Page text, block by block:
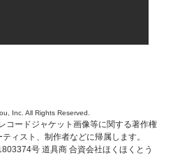
Inc. All Rights Reserved.
コードジャケット画像等に関する著作権
ィスト、制作者などに帰属します。
号 道具商 合資会社ほくほくとう